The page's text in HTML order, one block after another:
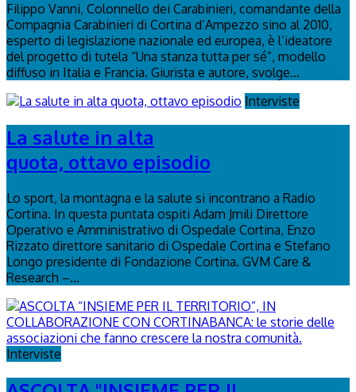
Filippo Vanni, Colonnello dei Carabinieri, comandante della
Compagnia Carabinieri di Cortina d’Ampezzo sino al 2010,
esperto di legislazione nazionale ed europea, è l’ideatore
del progetto di tutela “Una stanza tutta per sé”, modello
diffuso in Italia e Francia. Giurista e autore, svolge...
Interviste
La salute in alta
quota, ottavo episodio
Lo sport, la montagna e la salute si incontrano a Radio
Cortina. In questa puntata ospiti Adam Jmili Direttore
Operativo e Amministrativo di Ospedale Cortina, Enzo
Rizzato direttore sanitario di Ospedale Cortina e Stefano
Longo presidente di Fondazione Cortina. GVM Care &
Research –...
Interviste